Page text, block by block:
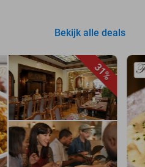
Bekijk alle deals
31%